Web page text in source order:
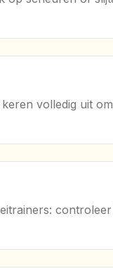
volledig uit